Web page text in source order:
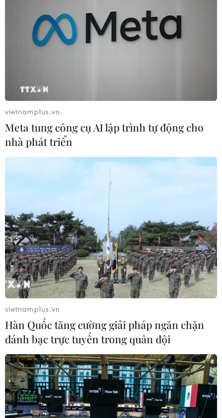
Thúc đẩy hợp tác quốc phòng Việt Nam-Armenia
22/04/2026 09:51
vietnamplus.vn
Meta tung công cụ AI lập trình tự động cho
nhà phát triển
vietnamplus.vn
Hàn Quốc tăng cường giải pháp ngăn chặn
đánh bạc trực tuyến trong quân đội